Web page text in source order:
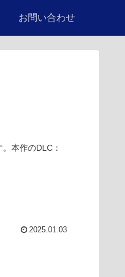
お問い合わせ
本作のDLC：
2025.01.03